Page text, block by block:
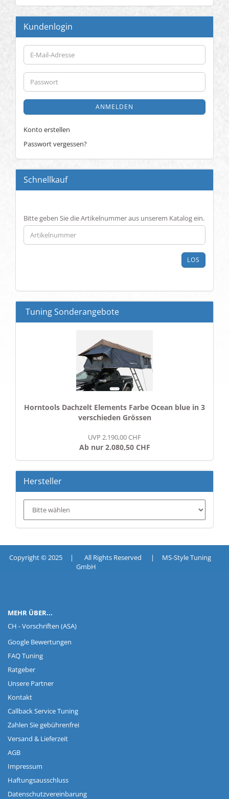
Kundenlogin
E-
Mail-
Adresse
Passwort
ANMELDEN
Konto erstellen
Passwort vergessen?
Schnellkauf
BITTE
GEBEN
SIE
DIE
EIN.
Bitte geben Sie die Artikelnummer aus unserem Katalog ein.
LOS
Tuning Sonderangebote
Horntools Dachzelt Elements Farbe Ocean blue in 3
verschieden Grössen
UVP 2.190,00 CHF
Ab nur 2.080,50 CHF
Hersteller
Copyright © 2025 | All Rights Reserved | MS-Style Tuning
GmbH
MEHR ÜBER...
CH - Vorschriften (ASA)
Google Bewertungen
FAQ Tuning
Ratgeber
Unsere Partner
Kontakt
Callback Service Tuning
Zahlen Sie gebührenfrei
Versand & Lieferzeit
AGB
Impressum
Haftungsausschluss
Datenschutzvereinbarung